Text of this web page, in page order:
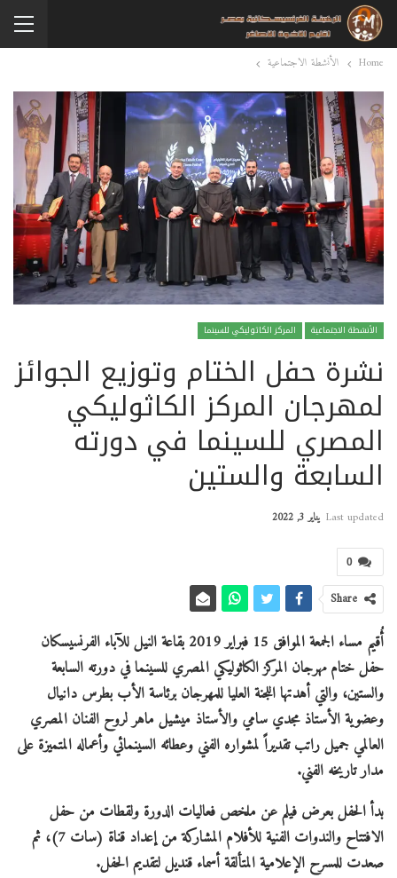
Home الأنشطة الاجتماعية
الأنشطة الاجتماعية المركز الكاثوليكي للسينما
نشرة حفل الختام وتوزيع الجوائز
لمهرجان المركز الكاثوليكي
المصري للسينما في دورته
السابعة والستين
Last updated يناير 3, 2022
0
Share
أُقيم مساء الجمعة الموافق 15 فبراير 2019 بقاعة النيل للآباء الفرنسيسكان
حفل ختام مهرجان المركز الكاثوليكي المصري للسينما في دورته السابعة
والستين، والتي أهدتها اللجنة العليا للمهرجان برئاسة الأب بطرس دانيال
وعضوية الأستاذ مجدي سامي والأستاذ ميشيل ماهر لروح الفنان المصري
العالمي جميل راتب تقديراً لمشواره الفني وعطائه السينمائي وأعماله المتميزة على
مدار تاريخه الفني.
بدأ الحفل بعرض فيلم عن ملخص فعاليات الدورة ولقطات من حفل
الافتتاح والندوات الفنية للأفلام المشاركة من إعداد قناة (سات 7)، ثم
صعدت للمسرح الإعلامية المتألقة أسماء قنديل لتقديم الحفل.